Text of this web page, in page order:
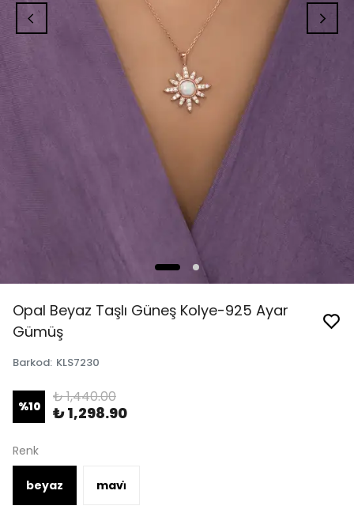
Opal Beyaz Taşlı Güneş Kolye-925 Ayar
Gümüş
Barkod: KLS7230
%10
₺ 1,440.00
₺ 1,298.90
Renk
beyaz mavi̇